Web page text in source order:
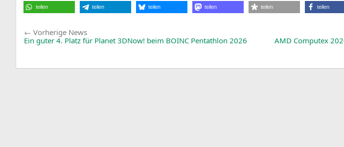
wieder
den
Ryzen
teilen teilen teilen teilen teilen teilen
Beitragsnavigation
Vorherige NewsVorherige
News:
Ein guter 4. Platz für Planet 3DNow! beim BOINC Pentathlon 2026 AMD Computex